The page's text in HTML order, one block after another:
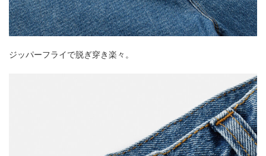
ジッパーフライで脱ぎ穿き楽々。